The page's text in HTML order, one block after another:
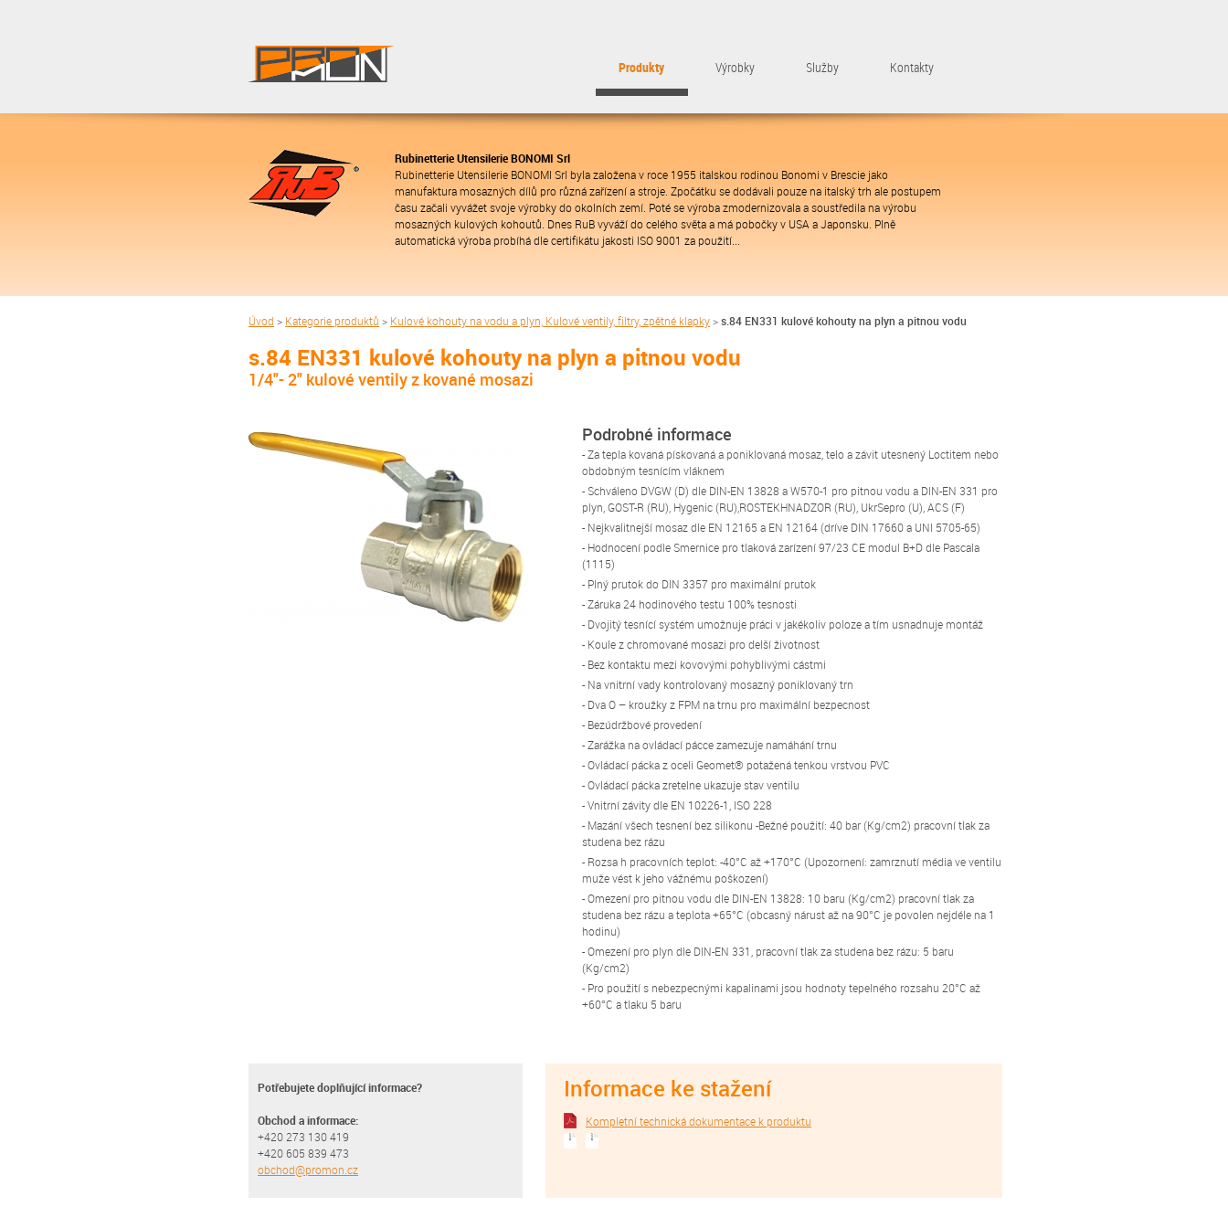
Produkty Výrobky Služby Kontakty
Rubinetterie Utensilerie BONOMI Srl
Rubinetterie Utensilerie BONOMI Srl byla založena v roce 1955 italskou rodinou Bonomi v Brescie jako
manufaktura mosazných dílů pro různá zařízení a stroje. Zpočátku se dodávali pouze na italský trh ale postupem
času začali vyvážet svoje výrobky do okolních zemí. Poté se výroba zmodernizovala a soustředila na výrobu
mosazných kulových kohoutů. Dnes RuB vyváží do celého světa a má pobočky v USA a Japonsku. Plně
automatická výroba probíhá dle certifikátu jakosti ISO 9001 za použití...
Úvod > Kategorie produktů > Kulové kohouty na vodu a plyn, Kulové ventily, filtry, zpětné klapky>s.84 EN331 kulové kohouty na plyn a pitnou vodu
s.84 EN331 kulové kohouty na plyn a pitnou vodu
1/4"- 2" kulové ventily z kované mosazi
Podrobné informace
- Za tepla kovaná pískovaná a poniklovaná mosaz, telo a závit utesnený Loctitem nebo
obdobným tesnícím vláknem
- Schváleno DVGW (D) dle DIN-EN 13828 a W570-1 pro pitnou vodu a DIN-EN 331 pro
plyn, GOST-R (RU), Hygenic (RU),ROSTEKHNADZOR (RU), UkrSepro (U), ACS (F)
- Nejkvalitnejší mosaz dle EN 12165 a EN 12164 (dríve DIN 17660 a UNI 5705-65)
- Hodnocení podle Smernice pro tlaková zarízení 97/23 CE modul B+D dle Pascala
(1115)
- Plný prutok do DIN 3357 pro maximální prutok
- Záruka 24 hodinového testu 100% tesnosti
- Dvojitý tesnící systém umožnuje práci v jakékoliv poloze a tím usnadnuje montáž
- Koule z chromované mosazi pro delší životnost
- Bez kontaktu mezi kovovými pohyblivými cástmi
- Na vnitrní vady kontrolovaný mosazný poniklovaný trn
- Dva O – kroužky z FPM na trnu pro maximální bezpecnost
- Bezúdržbové provedení
- Zarážka na ovládací pácce zamezuje namáhání trnu
- Ovládací pácka z oceli Geomet® potažená tenkou vrstvou PVC
- Ovládací pácka zretelne ukazuje stav ventilu
- Vnitrní závity dle EN 10226-1, ISO 228
- Mazání všech tesnení bez silikonu -Bežné použití: 40 bar (Kg/cm2) pracovní tlak za
studena bez rázu
- Rozsa h pracovních teplot: -40°C až +170°C (Upozornení: zamrznutí média ve ventilu
muže vést k jeho vážnému poškození)
- Omezení pro pitnou vodu dle DIN-EN 13828: 10 baru (Kg/cm2) pracovní tlak za
studena bez rázu a teplota +65°C (obcasný nárust až na 90°C je povolen nejdéle na 1
hodinu)
- Omezení pro plyn dle DIN-EN 331, pracovní tlak za studena bez rázu: 5 baru
(Kg/cm2)
- Pro použití s nebezpecnými kapalinami jsou hodnoty tepelného rozsahu 20°C až
+60°C a tlaku 5 baru
Potřebujete doplňující informace?
Obchod a informace:
+420 273 130 419
+420 605 839 473
obchod@promon.cz
Informace ke stažení
Kompletní technická dokumentace k produktu